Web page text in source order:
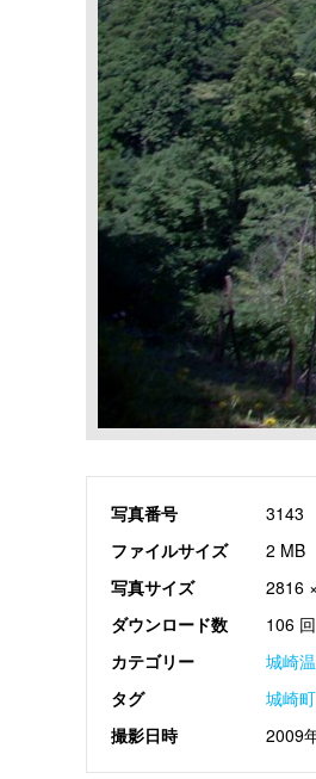
写真番号
3143
ファイルサイズ
2 MB
写真サイズ
2816
ダウンロード数
106 回
カテゴリー
城崎
タグ
城崎町
撮影日時
2009